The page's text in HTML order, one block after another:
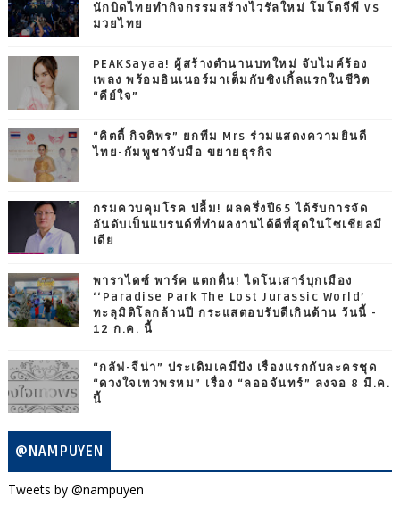
นักบิดไทยทำกิจกรรมสร้างไวรัลใหม่ โมโตจีพี vs
มวยไทย
PEAKSayaa! ผู้สร้างตำนานบทใหม่ จับไมค์ร้อง
เพลง พร้อมอินเนอร์มาเต็มกับซิงเกิ้ลแรกในชีวิต
“คีย์ใจ”
“คิตตี้ กิจติพร” ยกทีม Mrs ร่วมแสดงความยินดี
ไทย-กัมพูชาจับมือ ขยายธุรกิจ
กรมควบคุมโรค ปลื้ม! ผลครึ่งปี65 ได้รับการจัด
อันดับเป็นแบรนด์ที่ทำผลงานได้ดีที่สุดในโซเชียลมี
เดีย
พาราไดซ์ พาร์ค แตกตื่น! ไดโนเสาร์บุกเมือง
‘‘Paradise Park The Lost Jurassic World’
ทะลุมิติโลกล้านปี กระแสตอบรับดีเกินต้าน วันนี้ -
12 ก.ค. นี้
“กลัฟ-จีน่า” ประเดิมเคมีปัง เรื่องแรกกับละครชุด
“ดวงใจเทวพรหม” เรื่อง “ลออจันทร์” ลงจอ 8 มี.ค.
นี้
@NAMPUYEN
Tweets by @nampuyen